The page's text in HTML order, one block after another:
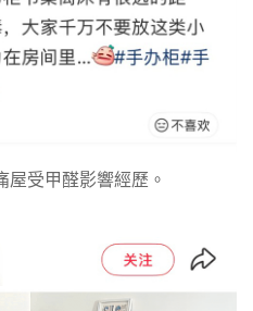
屋受甲醛影響經歷。